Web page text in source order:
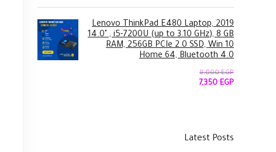
هو:
46,750 EGP.
هو:
45,500 EGP.
2019 Lenovo ThinkPad E480 Laptop,
14.0" , i5-7200U (up to 3.10 GHz), 8 GB
RAM, 256GB PCIe 2.0 SSD, Win 10
Home 64, Bluetooth 4.0
8,000EGP
السعر7,350 EGP
Latest Posts